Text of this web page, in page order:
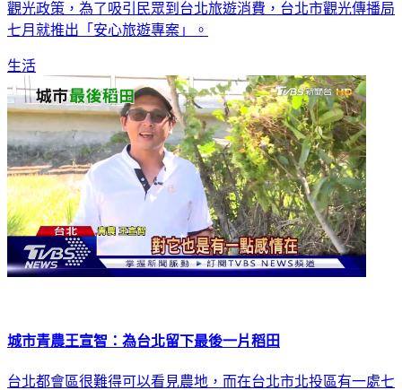
觀光政策，為了吸引民眾到台北旅遊消費，台北市觀光傳播局
七月就推出「安心旅遊專案」。
生活
城市青農王宣智：為台北留下最後一片稻田
台北都會區很難得可以看見農地，而在台北市北投區有一處七